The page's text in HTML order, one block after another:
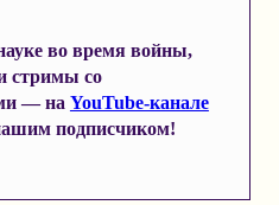
во время войны,
стримы со
— на YouTube-канале
подписчиком!